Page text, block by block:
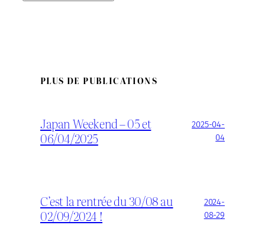
PLUS DE PUBLICATIONS
Japan Weekend – 05 et
06/04/2025
2025-04-
04
C’est la rentrée du 30/08 au
02/09/2024 !
2024-
08-29